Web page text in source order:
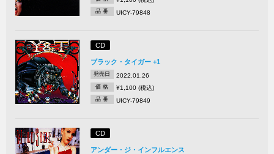
品 番 UICY-79848
CD
ブラック・タイガー +1
発売日 2022.01.26
価 格 ¥1,100 (税込)
品 番 UICY-79849
CD
アンダー・ジ・インフルエンス